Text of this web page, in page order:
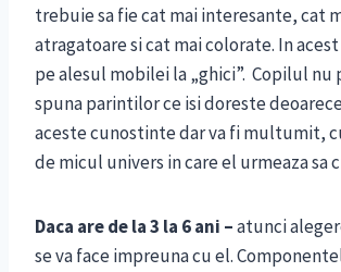
trebuie sa fie cat mai interesante, cat
atragatoare si cat mai colorate. In
pe alesul mobilei la „ghici”. Copilul nu
spuna parintilor ce isi doreste
aceste cunostinte dar va fi multumit,
de micul univers in care el urmeaza sa
Daca are de la 3 la 6 ani –atunci
se va face impreuna cu el.